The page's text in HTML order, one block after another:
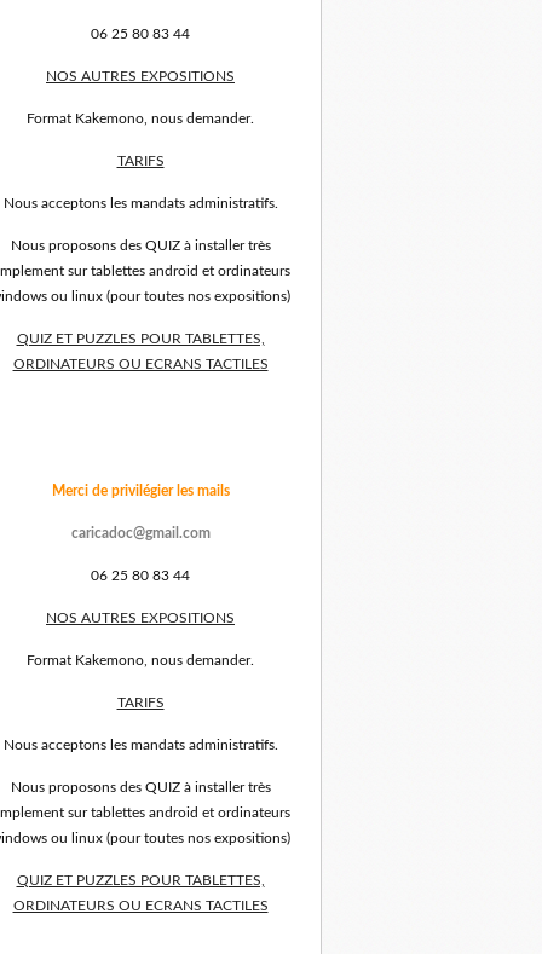
06 25 80 83 44
NOS AUTRES EXPOSITIONS
Format Kakemono, nous demander.
TARIFS
Nous acceptons les mandats administratifs.
Nous proposons des QUIZ à installer très
sur tablettes android et ordinateurs
ou linux (pour toutes nos expositions)
QUIZ ET PUZZLES POUR TABLETTES,
ORDINATEURS OU ECRANS TACTILES
Merci de privilégier les mails
caricadoc@gmail.com
06 25 80 83 44
NOS AUTRES EXPOSITIONS
Format Kakemono, nous demander.
TARIFS
Nous acceptons les mandats administratifs.
Nous proposons des QUIZ à installer très
sur tablettes android et ordinateurs
ou linux (pour toutes nos expositions)
QUIZ ET PUZZLES POUR TABLETTES,
ORDINATEURS OU ECRANS TACTILES